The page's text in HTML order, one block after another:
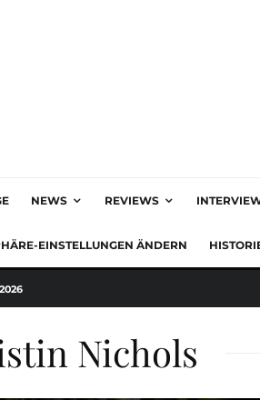
NEWS REVIEWS
EINSTELLUNGEN ÄNDERN
Nichols